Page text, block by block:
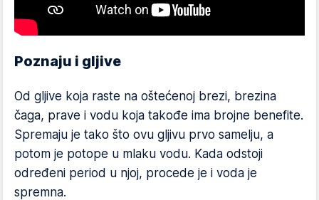
Poznaju i gljive
Od gljive koja raste na oštećenoj brezi, brezina
čaga, prave i vodu koja takođe ima brojne benefite.
Spremaju je tako što ovu gljivu prvo samelju, a
potom je potope u mlaku vodu. Kada odstoji
određeni period u njoj, procede je i voda je
spremna.